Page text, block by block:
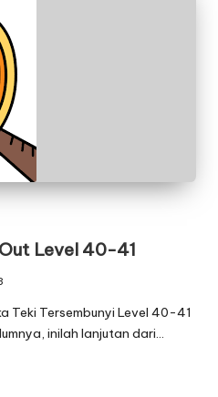
Level 40-41
Teki Tersembunyi Level 40-41
inilah lanjutan dari…